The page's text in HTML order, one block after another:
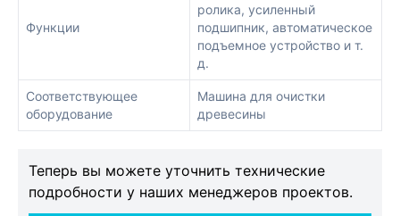
Функции
ролика, усиленный
подшипник, автоматическое
подъемное устройство и т.
д.
Соответствующее
оборудование
Машина для очистки
древесины
Теперь вы можете уточнить технические
подробности у наших менеджеров проектов.